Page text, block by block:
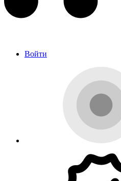
Войти